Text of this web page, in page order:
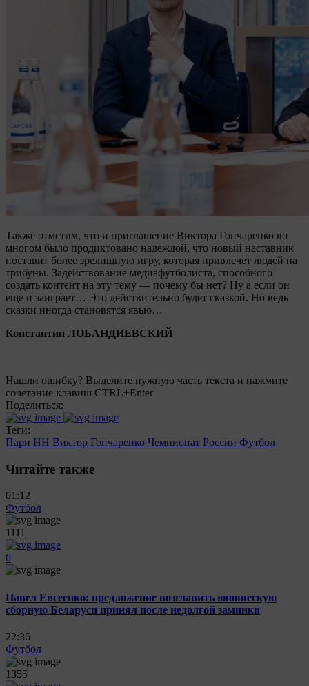
Также отметим, что и приглашение Виктора Гончаренко во
многом было продиктовано надеждой, что новый наставник
поставит более зрелищную игру, которая привлечет людей на
трибуны. Задействование медиафутболиста, способного
создать контент на эту тему — почему бы нет? Ну а если он
еще и заиграет… Это действительно будет сказкой. Но ведь
сказки иногда становятся явью…
Константин ЛОБАНДИЕВСКИЙ
Нашли ошибку? Выделите нужную часть текста и нажмите
сочетание клавиш CTRL+Enter
Поделиться:
Теги:
Пари НН Виктор Гончаренко Чемпионат России Футбол
Читайте также
01:12
Футбол
1111
0
Павел Евсеенко: предложение возглавить юношескую
сборную Беларуси принял после недолгой заминки
22:36
Футбол
1355